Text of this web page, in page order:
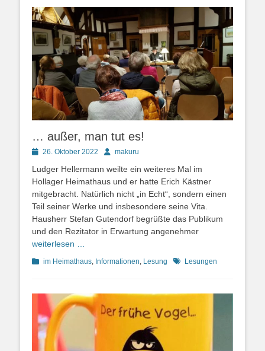
… außer, man tut es!
Posted26. Oktober 2022 Autormakuru
Ludger Hellermann weilte ein weiteres Mal im
Hollager Heimathaus und er hatte Erich Kästner
mitgebracht. Natürlich nicht „in Echt“, sondern einen
Teil seiner Werke und insbesondere seine Vita.
Hausherr Stefan Gutendorf begrüßte das Publikum
und den Rezitator in Erwartung angenehmer
weiterlesen …
Kategorien
im Heimathaus, Informationen, Lesung Schlagworte
Lesungen